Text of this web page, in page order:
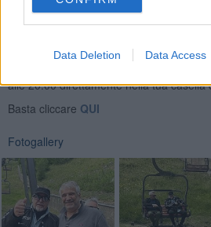
Data Deletion Data Access
Se vuoi leggere le notizie principali della
alle 20:00 direttamente nella tua casella
Basta cliccare QUI
Fotogallery